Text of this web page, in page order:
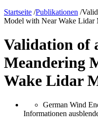
Startseite /Publikationen /
Model with Near Wake Lidar
Validation of
Meandering
Wake Lidar
German Wind
Informationen